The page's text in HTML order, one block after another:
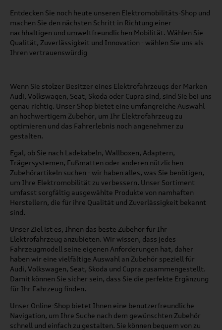
Entdecken Sie noch heute unseren Elektromobilitäts-Shop und
machen Sie den nächsten Schritt in Richtung einer
nachhaltigen und umweltfreundlichen Mobilität. Wählen Sie
Qualität, Zuverlässigkeit und Innovation - wählen Sie uns als
Ihren vertrauenswürdig
Wenn Sie stolzer Besitzer eines Elektrofahrzeugs der Marken
Audi, Volkswagen, Seat, Skoda oder Cupra sind, sind Sie bei uns
genau richtig. Unser Shop bietet eine umfangreiche Auswahl
an hochwertigem Zubehör, um Ihr Elektrofahrzeug zu
optimieren und das Fahrerlebnis noch angenehmer zu
gestalten.
Egal, ob Sie nach Ladekabeln, Wallboxen, Adaptern,
Trägersystemen, Fußmatten oder anderen nützlichen
Zubehörartikeln suchen - wir haben alles, was Sie benötigen,
um Ihre Elektromobilität zu verbessern. Unser Sortiment
umfasst sorgfältig ausgewählte Produkte von namhaften
Herstellern, die für ihre Qualität und Zuverlässigkeit bekannt
sind.
Unser Ziel ist es, Ihnen das beste Zubehör für Ihr
Elektrofahrzeug anzubieten. Wir wissen, dass jedes
Fahrzeugmodell seine eigenen Anforderungen hat, daher
haben wir eine vielfältige Auswahl an Zubehör speziell für
Audi, Volkswagen, Seat, Skoda und Cupra zusammengestellt.
Damit können Sie sicher sein, dass Sie die perfekte Ergänzung
für Ihr Fahrzeug finden.
Unser Online-Shop bietet Ihnen eine benutzerfreundliche
Navigation, um Ihre Suche nach dem gewünschten Zubehör
schnell und einfach zu gestalten. Sie können bequem von zu